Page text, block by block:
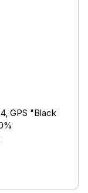
GPS "Black